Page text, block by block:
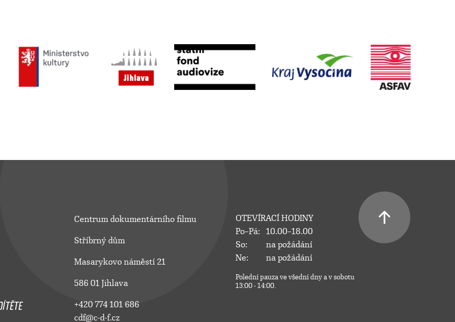
Centrum dokumentárního filmu
Stříbrný dům
Masarykovo náměstí 21
586 01 Jihlava
+420 774 101 686
cdf@c-d-f.cz
OTEVÍRACÍ HODINY
Po–Pá:
10.00–18.00
So:
na požádání
Ne:
na požádání
Polední pauza ve všední dny a v sobotu
13:00 - 14:00.